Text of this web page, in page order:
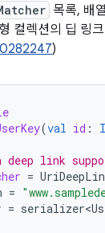
목록, 배
컬렉션의 딥 링
)
(val id :
link
=
=
=